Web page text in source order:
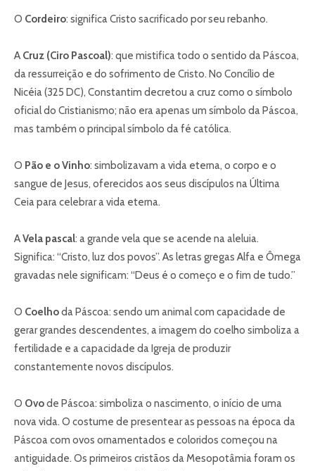
O Cordeiro: significa Cristo sacrificado por seu rebanho.
A Cruz (Ciro Pascoal): que mistifica todo o sentido da Páscoa,
da ressurreição e do sofrimento de Cristo. No Concílio de
Nicéia (325 DC), Constantim decretou a cruz como o símbolo
oficial do Cristianismo; não era apenas um símbolo da Páscoa,
mas também o principal símbolo da fé católica.
O Pão e o Vinho: simbolizavam a vida eterna, o corpo e o
sangue de Jesus, oferecidos aos seus discípulos na Última
Ceia para celebrar a vida eterna.
AVela pascal: a grande vela que se acende na aleluia.
Significa: “Cristo, luz dos povos”. As letras gregas Alfa e Ômega
gravadas nele significam: “Deus é o começo e o fim de tudo.”
O Coelhoda Páscoa: sendo um animal com capacidade de
gerar grandes descendentes, a imagem do coelho simboliza a
fertilidade e a capacidade da Igreja de produzir
constantemente novos discípulos.
O Ovode Páscoa: simboliza o nascimento, o início de uma
nova vida. O costume de presentear as pessoas na época da
Páscoa com ovos ornamentados e coloridos começou na
antiguidade. Os primeiros cristãos da Mesopotâmia foram os